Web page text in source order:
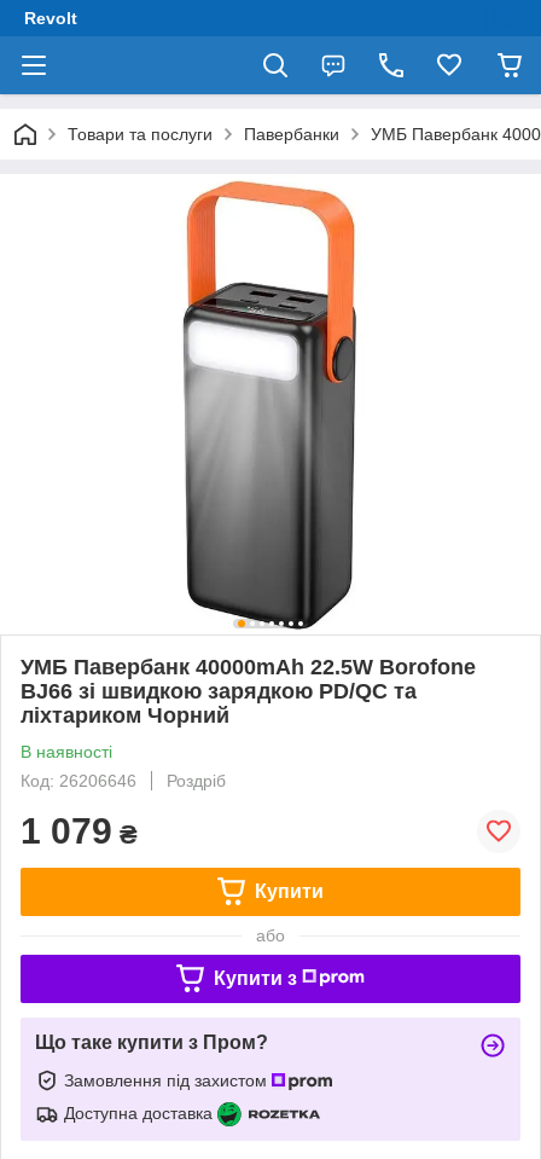
Revolt
Товари та послуги Павербанки УМБ Павербанк
УМБ Павербанк 40000mAh 22.5W Borofone
BJ66 зі швидкою зарядкою PD/QC та
ліхтариком Чорний
В наявності
Код: 26206646
Роздріб
1 079 ₴
Купити
або
Купити з
Що таке купити з Пром?
Замовлення під захистом
Доступна доставка